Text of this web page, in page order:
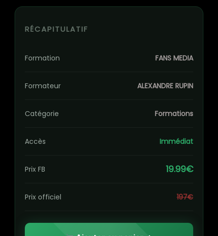
RÉCAPITULATIF
Formation FANS MEDIA
Formateur ALEXANDRE RUPIN
Catégorie Formations
Accès Immédiat
Prix FB 19.99€
Prix officiel 197€